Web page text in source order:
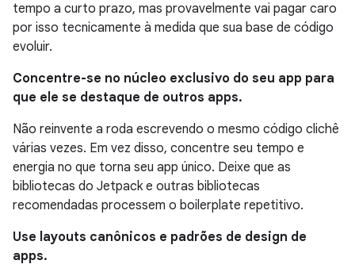
tempo a curto prazo, mas provavelmente vai pagar caro
por isso tecnicamente à medida que sua base de código
evoluir.
Concentre-se no núcleo exclusivo do seu app para
que ele se destaque de outros apps.
Não reinvente a roda escrevendo o mesmo código clichê
várias vezes. Em vez disso, concentre seu tempo e
energia no que torna seu app único. Deixe que as
bibliotecas do Jetpack e outras bibliotecas
recomendadas processem o boilerplate repetitivo.
Use layouts canônicos e padrões de design de
apps.